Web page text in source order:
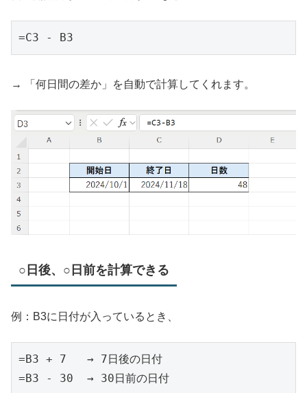
→ 「何日間の差か」を自動で計算してくれます。
○日後、○日前を計算できる
例：B3に日付が入っているとき、
=B3 + 7   → 7日後の日付